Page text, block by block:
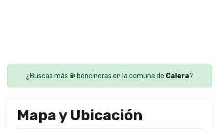
¿Buscas más ⛽ bencineras en la comuna de Calera?
Mapa y Ubicación